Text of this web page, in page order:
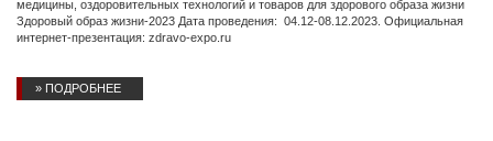
медицины, оздоровительных технологий и товаров для здорового образа жизни
Здоровый образ жизни-2023 Дата проведения: 04.12-08.12.2023. Официальная
интернет-презентация: zdravo-expo.ru
» ПОДРОБНЕЕ